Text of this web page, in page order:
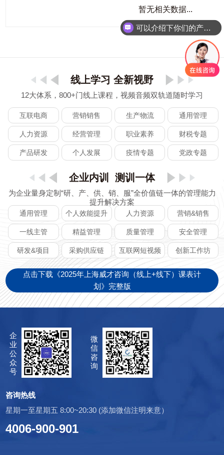
暂无相关数据...
线上学习 全新视野
12大体系，800+门线上课程，视频音频双轨道随时学习
互联电商 营销销售 生产物流 通用管理
人力资源 经营管理 职业素养 财税专题
产品研发 个人发展 疫情专题 党政专题
企业内训 测训一体
为企业量身定制“研、产、供、销、服”全价值链一体的管理能力
提升解决方案
通用管理 个人效能提升 人力资源 营销&销售
一线主管 精益管理 质量管理 安全管理
研发&项目 采购供应链 互联网短视频 创新工作坊
点击下载《2025年上海威才咨询（线上+线下）课表计
划》完整版
企
业
公
众
号
微
信
咨
询
咨询热线
星期一至星期五 8:00~20:30 (添加微信注明来意）
4006-900-901
可以介绍下你们的产品么